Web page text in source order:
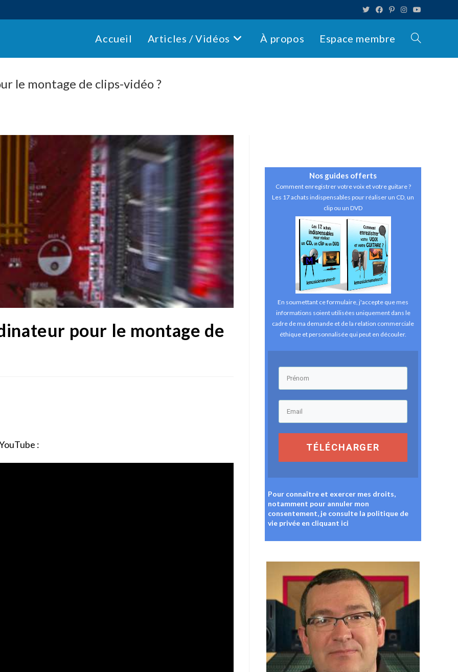
Accueil Articles / Vidéos À propos Espace membre Toggle
le montage de clips-vidéo ?
pour le montage de
:
Nos guides offerts
Comment enregistrer votre voix et votre guitare ?
Les 17 achats indispensables pour réaliser un CD, un
clip ou un DVD
En soumettant ce formulaire, j'accepte que mes
informations soient utilisées uniquement dans le
cadre de ma demande et de la relation commerciale
éthique et personnalisée qui peut en découler.
TÉLÉCHARGER
Pour connaître et exercer mes droits,
notamment pour annuler mon
consentement, je consulte la politique de
vie privée en cliquant ici